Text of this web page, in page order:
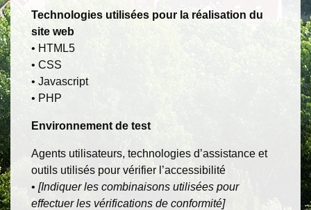
Technologies utilisées pour la réalisation du
site web
• HTML5
• CSS
• Javascript
• PHP
Environnement de test
Agents utilisateurs, technologies d’assistance et
outils utilisés pour vérifier l’accessibilité
• [Indiquer les combinaisons utilisées pour
effectuer les vérifications de conformité]